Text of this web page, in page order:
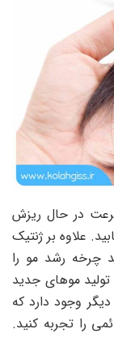
در حال ریزش
علاوه بر ژنتیک
چرخه رشد مو را
تولید موهای جدید
وجود دارد که
را تجربه کنید.